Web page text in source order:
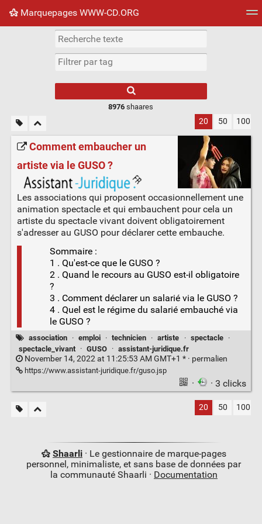
Marquepages WWW-CD.ORG
Nuage de tags Mur d'images
8976 shaares
20 50 100
Comment embaucher un
artiste via le GUSO ?
Les associations qui proposent occasionnellement une
animation spectacle et qui embauchent pour cela un
artiste du spectacle vivant doivent obligatoirement
s'adresser au GUSO pour déclarer cette embauche.
Sommaire :
1 . Qu'est-ce que le GUSO ?
2 . Quand le recours au GUSO est-il obligatoire
?
3 . Comment déclarer un salarié via le GUSO ?
4 . Quel est le régime du salarié embauché via
le GUSO ?
association · emploi · technicien · artiste · spectacle
·
spectacle_vivant
· GUSO · assistant-juridique.fr
November 14, 2022 at 11:25:53 AM GMT+1 * · permalien
https://www.assistant-juridique.fr/guso.jsp
· · 3 clicks
20 50 100
Shaarli· Le gestionnaire de marque-pages
personnel, minimaliste, et sans base de données par
la communauté Shaarli · Documentation